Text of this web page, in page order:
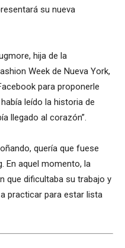
su nueva
hija de la
Week de Nueva York,
para proponerle
leído la historia de
llegado al corazón”.
quería que fuese
En aquel momento, la
que dificultaba su trabajo y
practicar para estar lista